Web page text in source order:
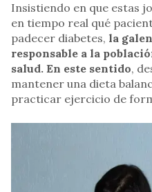
Insistiendo en que estas
en tiempo real qué
padecer diabetes, la
responsable a la
salud. En este sentido,
mantener una dieta
practicar ejercicio de